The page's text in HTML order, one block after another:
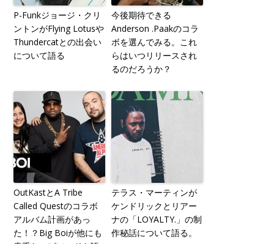
P-Funkジョージ・クリ
ントンがFlying Lotusや
Thundercatとの出会い
について語る
今後期待できる
Anderson .Paakのコラ
ボを選んでみる。これ
らはいつリリースされ
るのだろうか？
OutKastとA Tribe
Called Questのコラボ
アルバム計画があっ
た！？Big Boiが他にも
テラス・マーティンが
ケンドリックとリアー
ナの「LOYALTY.」の制
作秘話について語る。